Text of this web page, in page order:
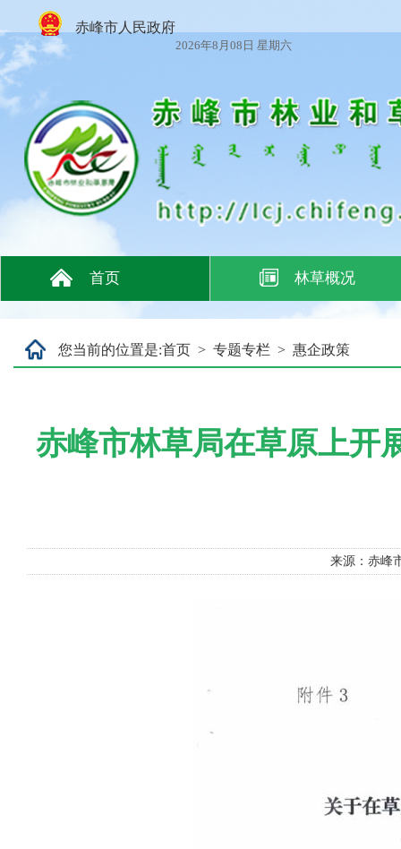
赤峰市人民政府
2026年8月08日 星期六
首页 林草概况
您当前的位置是:首页 > 专题专栏 > 惠企政策
赤峰市林草局在草原上开
来源：赤峰